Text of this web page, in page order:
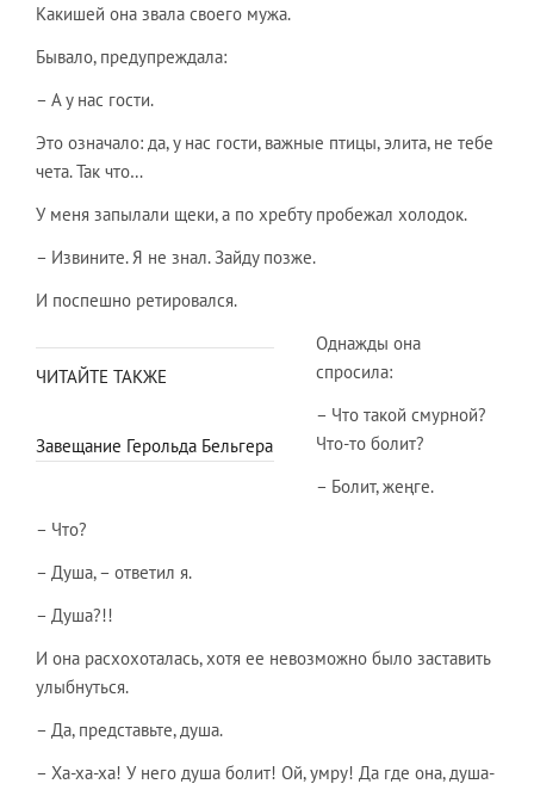
Какишей она звала своего мужа.
Бывало, предупреждала:
– А у нас гости.
Это означало: да, у нас гости, важные птицы, элита, не тебе
чета. Так что…
У меня запылали щеки, а по хребту пробежал холодок.
– Извините. Я не знал. Зайду позже.
И поспешно ретировался.
ЧИТАЙТЕ ТАКЖЕ
Завещание Герольда Бельгера
Однажды она
спросила:
– Что такой смурной?
Что-то болит?
– Болит, жеңге.
– Что?
– Душа, – ответил я.
– Душа?!!
И она расхохоталась, хотя ее невозможно было заставить
улыбнуться.
– Да, представьте, душа.
– Ха-ха-ха! У него душа болит! Ой, умру! Да где она, душа-